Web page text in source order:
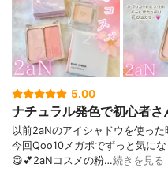
5.00
ナチュラル発色で初心者さ
以前2aNのアイシャドウを使っ
今回Qoo10メガポでずっと気に
😋💕⁡2aNコスメの粉…続きを見る